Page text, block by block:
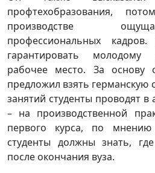
профтехобразования,
производстве
профессиональных
гарантировать молодому
рабочее место. За основу
предложил взять германскую
занятий студенты проводят в
– на производственной
первого курса, по мнению
студенты должны знать,
после окончания вуза.